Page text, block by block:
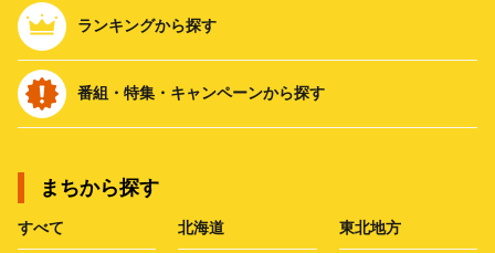
ランキングから探す
番組・特集・キャンペーンから探す
まちから探す
すべて 北海道 東北地方